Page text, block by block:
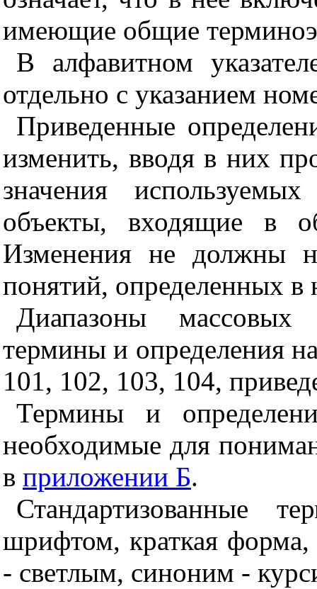
имеющие общие
В алфавитном
отдельно с указанием
Приведенные
изменить, вводя в них
значения
объекты, входящие в
Изменения не должны
понятий, определенных в
Диапазоны
термины и определения
101, 102, 103, 104,
Термины и
необходимые для
в приложении Б.
Стандартизованные
шрифтом, краткая форма,
- светлым, синоним -